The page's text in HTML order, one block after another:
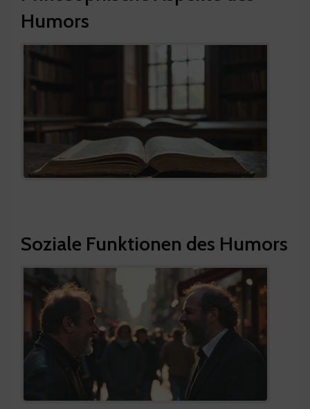
Humors
Soziale Funktionen des Humors